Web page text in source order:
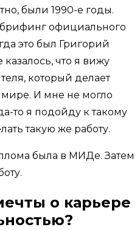
были 1990-е годы.
официального
это был Григорий
что я вижу
который делает
И мне не могло
то я подойду к такому
такую же работу.
была в МИДе. Затем
о карьере